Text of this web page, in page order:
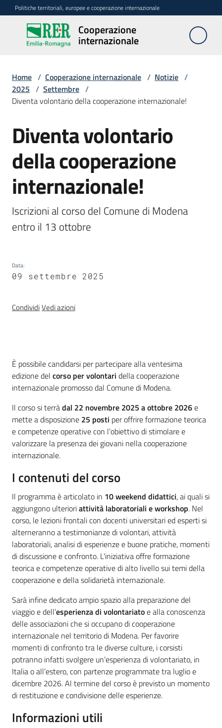
Vai al contenuto
Vai alla navigazione
Vai al footer
Politiche territoriali, europee e cooperazione internazionale
Cooperazione
internazionale
Cooperazione
internazionale
Attività
regionali
Finanziamenti
nazionali
e
internazionali
Partner
partner
cooperazione
internazionale
Argomenti
Novità
Servizi
Leggi Atti Bandi
Piani Programmi Progetti
Home / Cooperazione internazionale / Notizie /
2025 / Settembre /
Diventa volontario della cooperazione internazionale!
Salta al contenuto
Diventa volontario
della cooperazione
internazionale!
Iscrizioni al corso del Comune di Modena
entro il 13 ottobre
Data:
09 settembre 2025
CondividiVedi azioni
Introduzione
È possibile candidarsi per partecipare alla ventesima
edizione del corso per volontari della cooperazione
internazionale promosso dal Comune di Modena.
Il corso si terràdal 22 novembre 2025 a ottobre 2026e
mette a disposizione 25 posti per offrire formazione teorica
e competenze operative con l’obiettivo di stimolare e
valorizzare la presenza dei giovani nella cooperazione
internazionale.
I contenuti del corso
Il programma è articolato in 10 weekend didattici, ai quali si
aggiungono ulterioriattività laboratoriali e workshop. Nel
corso, le lezioni frontali con docenti universitari ed esperti si
alterneranno a testimonianze di volontari, attività
laboratoriali, analisi di esperienze e buone pratiche, momenti
di discussione e confronto. L'iniziativa offre formazione
teorica e competenze operative di alto livello sui temi della
cooperazione e della solidarietà internazionale.
Sarà infine dedicato ampio spazio alla preparazione del
viaggio e dell’esperienza di volontariatoe alla conoscenza
delle associazioni che si occupano di cooperazione
internazionale nel territorio di Modena. Per favorire
momenti di confronto tra le diverse culture, i corsisti
potranno infatti svolgere un’esperienza di volontariato, in
Italia o all’estero, con partenze programmate tra luglio e
dicembre 2026. Al termine del corso è previsto un momento
di restituzione e condivisione delle esperienze.
Informazioni utili